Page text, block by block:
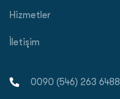
Hizmetler
İletişim
0090 (546) 263 6488